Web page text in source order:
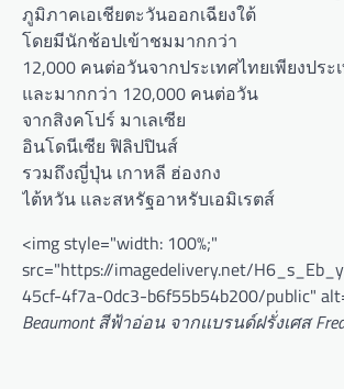
ภูมิภาคเอเชียตะวันออกเฉียงใต้
โดยมีนักช้อปเข้าชมมากกว่า
12,000 คนต่อวันจากประเทศไทยเพียงประ
และมากกว่า 120,000 คนต่อวัน
จากสิงคโปร์ มาเลเซีย
อินโดนีเซีย ฟิลิปปินส์
รวมถึงญี่ปุ่น เกาหลี ฮ่องกง
ไต้หวัน และสหรัฐอาหรับเอมิเรตส์
<img style="width: 100%;"
src="https://imagedelivery.net/
45cf-4f7a-0dc3-b6f55b54b200/public"
Beaumont สีฟ้าอ่อน จากแบรนด์ฝรั่งเศส